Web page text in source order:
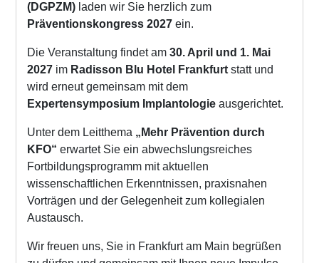
(DGPZM) laden wir Sie herzlich zum
Präventionskongress 2027 ein.
Die Veranstaltung findet am30. April und 1. Mai
2027 im Radisson Blu Hotel Frankfurt statt und
wird erneut gemeinsam mit dem
Expertensymposium Implantologie ausgerichtet.
Unter dem Leitthema „Mehr Prävention durch
KFO“ erwartet Sie ein abwechslungsreiches
Fortbildungsprogramm mit aktuellen
wissenschaftlichen Erkenntnissen, praxisnahen
Vorträgen und der Gelegenheit zum kollegialen
Austausch.
Wir freuen uns, Sie in Frankfurt am Main begrüßen